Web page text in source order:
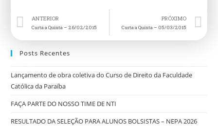
ANTERIOR
Curta a Quinta – 26/02/2015
PRÓXIMO
Curta a Quinta – 05/03/2015
Posts Recentes
Lançamento de obra coletiva do Curso de Direito da Faculdade
Católica da Paraíba
FAÇA PARTE DO NOSSO TIME DE NTI
RESULTADO DA SELEÇÃO PARA ALUNOS BOLSISTAS – NEPA 2026